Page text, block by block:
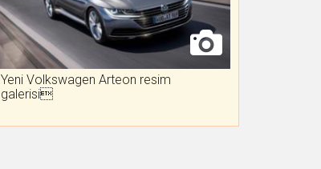
Yeni Volkswagen Arteon resim
galerisi